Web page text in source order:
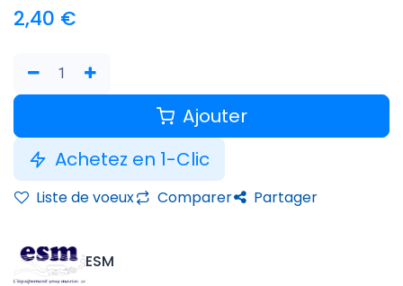
2,40 €
Ajouter
Achetez en 1-Clic
Liste de voeux Comparer Partager
ESM